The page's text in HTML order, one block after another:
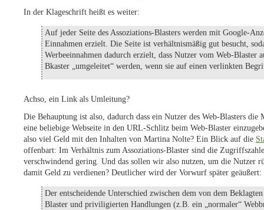
In der Klageschrift heißt es weiter:
Auf jeder Seite des Assoziations-Blasters werden mit Google-
Einnahmen erzielt. Die Seite ist verhältnismäßig gut besucht,
Werbeeinnahmen dadurch erzielt, dass Nutzer vom Web-Blaster
Bkaster „umgeleitet“ werden, wenn sie auf einen verlinkten
Achso, ein Link als Umleitung?
Die Behauptung ist also, dadurch dass ein Nutzer des Web-Blasters die
eine beliebige Webseite in den URL-Schlitz beim Web-Blaster
also viel Geld mit den Inhalten von Martina Nolte? Ein Blick auf die
offenbart: Im Verhältnis zum Assoziations-Blaster sind die
verschwindend gering. Und das sollen wir also nutzen, um die Nutzer
damit Geld zu verdienen? Deutlicher wird der Vorwurf später geäußert:
Der entscheidende Unterschied zwischen dem von dem
Blaster und priviligierten Handlungen (z.B. ein „normaler“